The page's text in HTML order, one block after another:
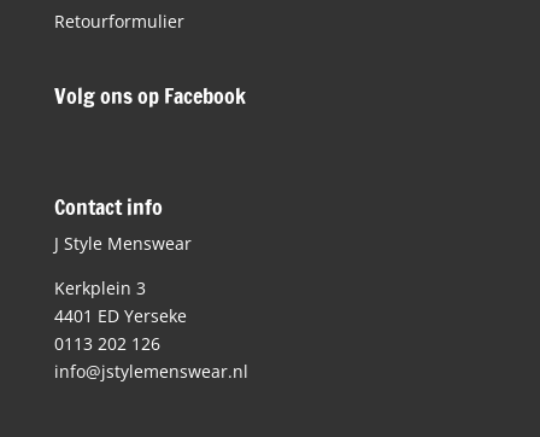
Retourformulier
Volg ons op Facebook
Contact info
J Style Menswear
Kerkplein 3
4401 ED Yerseke
0113 202 126
info@jstylemenswear.nl